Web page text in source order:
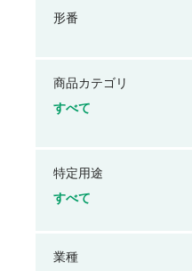
形番
商品カテゴリ
すべて
特定用途
すべて
業種